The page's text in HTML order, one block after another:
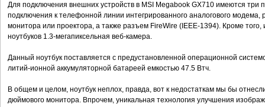
Для подключения внешних устройств в MSI Megabook GX710 имеются
подключения к телефонной линии интегрированного аналогового
монитора или проектора, а также разъем FireWire (IEEE-1394). Кроме
ноутбуков 1.3-мегапиксельная веб-камера.
Данный ноутбук поставляется с предустановленной операционной
литий-ионной аккумуляторной батареей емкостью 47.5 Втч.
В общем и целом, ноутбук неплох, правда, вот к недостаткам мы бы
дюймового монитора. Впрочем, уникальная технология улучшения